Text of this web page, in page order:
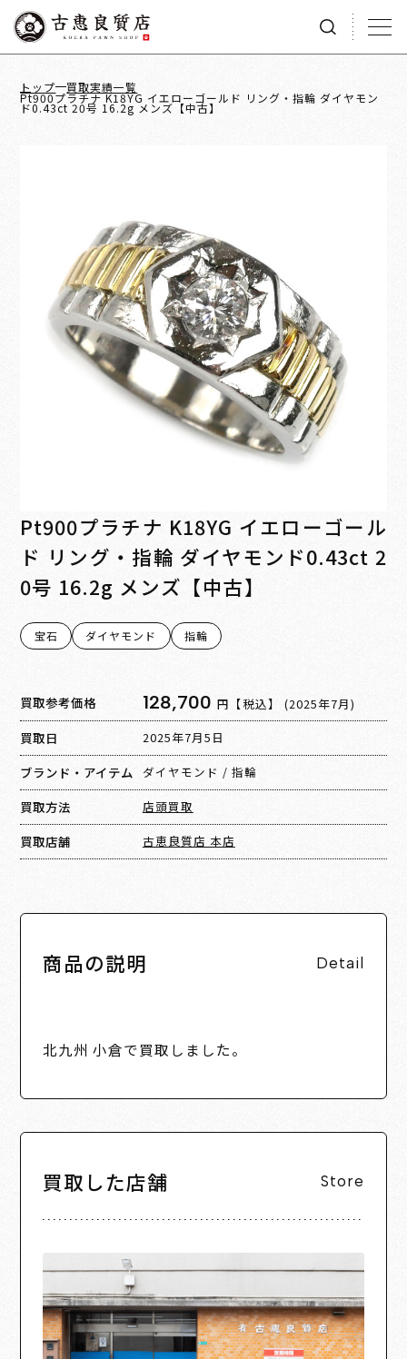
トップ 買取実績一覧
Pt900プラチナ K18YG イエローゴールド リング・指輪 ダイヤモン
ド0.43ct 20号 16.2g メンズ【中古】
Pt900プラチナ K18YG イエローゴール
ド リング・指輪 ダイヤモンド0.43ct 2
0号 16.2g メンズ【中古】
宝石 ダイヤモンド 指輪
買取参考価格 128,700 円【税込】 (2025年7月)
買取日 2025年7月5日
ブランド・アイテム ダイヤモンド / 指輪
買取方法 店頭買取
買取店舗 古恵良質店 本店
商品の説明 Detail
北九州 小倉で買取しました。
買取した店舗 Store